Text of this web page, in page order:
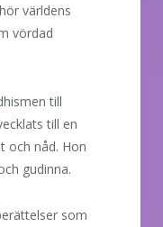
världens
vördad
till
till en
och nåd. Hon
gudinna.
som